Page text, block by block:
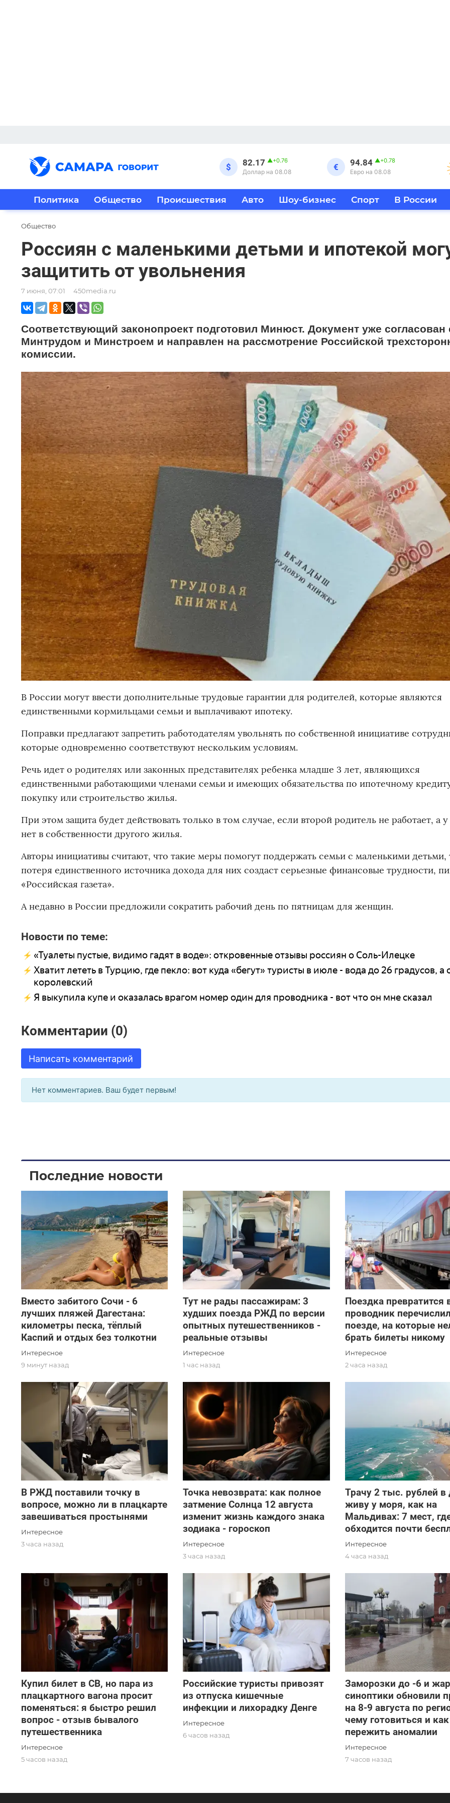
$ 82.17 ▲+0.76
Доллар на 08.08 € 94.84 ▲+0.78
Евро на 08.08
Политика Общество Происшествия Авто Шоу-бизнес Спорт В России
Общество
Россиян с маленькими детьми и ипотекой
защитить от увольнения
7 июня, 07:01 450media.ru
Соответствующий законопроект подготовил Минюст. Документ уже согласован
Минтрудом и Минстроем и направлен на рассмотрение Российской
комиссии.
В России могут ввести дополнительные трудовые гарантии для родителей, которые являются
единственными кормильцами семьи и выплачивают ипотеку.
Поправки предлагают запретить работодателям увольнять по собственной инициативе
которые одновременно соответствуют нескольким условиям.
Речь идет о родителях или законных представителях ребенка младше 3 лет, являющихся
единственными работающими членами семьи и имеющих обязательства по ипотечному
покупку или строительство жилья.
При этом защита будет действовать только в том случае, если второй родитель не работает, а
нет в собственности другого жилья.
Авторы инициативы считают, что такие меры помогут поддержать семьи с маленькими детьми,
потеря единственного источника дохода для них создаст серьезные финансовые трудности,
«Российская газета».
А недавно в России предложили сократить рабочий день по пятницам для женщин.
Новости по теме:
«Туалеты пустые, видимо гадят в воде»: откровенные отзывы россиян о Соль-Илецке
Хватит лететь в Турцию, где пекло: вот куда «бегут» туристы в июле - вода до 26 градусов, а
королевский
Я выкупила купе и оказалась врагом номер один для проводника - вот что он мне сказал
Комментарии (0)
Написать комментарий
Нет комментариев. Ваш будет первым!
Последние новости
Вместо забитого Сочи - 6
лучших пляжей Дагестана:
километры песка, тёплый
Каспий и отдых без толкотни
Интересное
9 минут назад
Тут не рады пассажирам: 3
худших поезда РЖД по версии
опытных путешественников -
реальные отзывы
Интересное
1 час назад
Поездка превратится
проводник
поезде, на которые
брать билеты никому
Интересное
2 часа назад
В РЖД поставили точку в
вопросе, можно ли в плацкарте
завешиваться простынями
Интересное
3 часа назад
Точка невозврата: как полное
затмение Солнца 12 августа
изменит жизнь каждого знака
зодиака - гороскоп
Интересное
3 часа назад
Трачу 2 тыс. рублей в
живу у моря, как на
Мальдивах: 7 мест,
обходится почти
Интересное
4 часа назад
Купил билет в СВ, но пара из
плацкартного вагона просит
поменяться: я быстро решил
вопрос - отзыв бывалого
путешественника
Интересное
5 часов назад
Российские туристы привозят
из отпуска кишечные
инфекции и лихорадку Денге
Интересное
6 часов назад
Заморозки до -6 и
синоптики обновили
на 8-9 августа по
чему готовиться и как
пережить аномалии
Интересное
7 часов назад